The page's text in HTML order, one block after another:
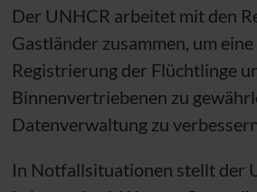
Der UNHCR arbeitet mit den
Gastländer zusammen, um
Registrierung der Flüchtlinge
Binnenvertriebenen zu
Datenverwaltung zu
In Notfallsituationen stellt der